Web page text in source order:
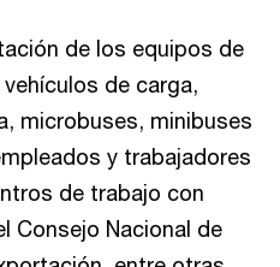
de los equipos de
de carga,
microbuses, minibuses
y trabajadores
de trabajo con
Consejo Nacional de